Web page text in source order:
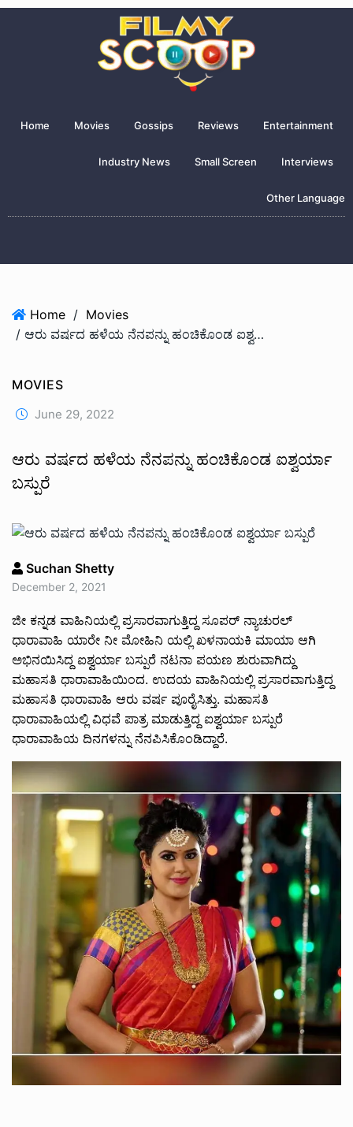
Home Movies Gossips Reviews Entertainment
Industry News Small Screen Interviews
Other Language
Home / Movies
/ ಆರು ವರ್ಷದ ಹಳೆಯ ನೆನಪನ್ನು ಹಂಚಿಕೊಂಡ ಐಶ್ವರ್ಯಾ ಬಸ್ಪುರೆ
MOVIES
June 29, 2022
ಆರು ವರ್ಷದ ಹಳೆಯ ನೆನಪನ್ನು ಹಂಚಿಕೊಂಡ ಐಶ್ವರ್ಯಾ
ಬಸ್ಪುರೆ
Suchan Shetty
December 2, 2021
ಜೀ ಕನ್ನಡ ವಾಹಿನಿಯಲ್ಲಿ ಪ್ರಸಾರವಾಗುತ್ತಿದ್ದ ಸೂಪರ್ ನ್ಯಾಚುರಲ್
ಧಾರಾವಾಹಿ ಯಾರೇ ನೀ ಮೋಹಿನಿ ಯಲ್ಲಿ ಖಳನಾಯಕಿ ಮಾಯಾ ಆಗಿ
ಅಭಿನಯಿಸಿದ್ದ ಐಶ್ವರ್ಯಾ ಬಸ್ಪುರೆ ನಟನಾ ಪಯಣ ಶುರುವಾಗಿದ್ದು
ಮಹಾಸತಿ ಧಾರಾವಾಹಿಯಿಂದ. ಉದಯ ವಾಹಿನಿಯಲ್ಲಿ ಪ್ರಸಾರವಾಗುತ್ತಿದ್ದ
ಮಹಾಸತಿ ಧಾರಾವಾಹಿ ಆರು ವರ್ಷ ಪೂರೈಸಿತ್ತು. ಮಹಾಸತಿ
ಧಾರಾವಾಹಿಯಲ್ಲಿ ವಿಧವೆ ಪಾತ್ರ ಮಾಡುತ್ತಿದ್ದ ಐಶ್ವರ್ಯಾ ಬಸ್ಪುರೆ
ಧಾರಾವಾಹಿಯ ದಿನಗಳನ್ನು ನೆನಪಿಸಿಕೊಂಡಿದ್ದಾರೆ.